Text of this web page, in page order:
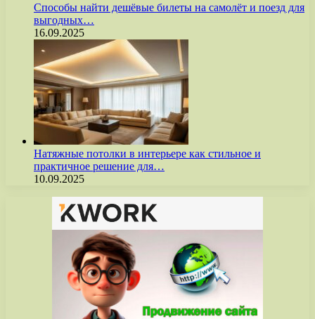
Способы найти дешёвые билеты на самолёт и поезд для
выгодных…
16.09.2025
Натяжные потолки в интерьере как стильное и
практичное решение для…
10.09.2025